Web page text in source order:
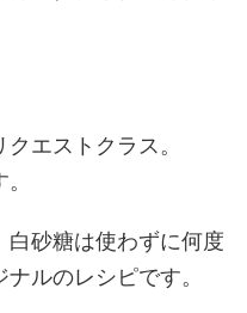
エストクラス。
白砂糖は使わずに何度
ルのレシピです。